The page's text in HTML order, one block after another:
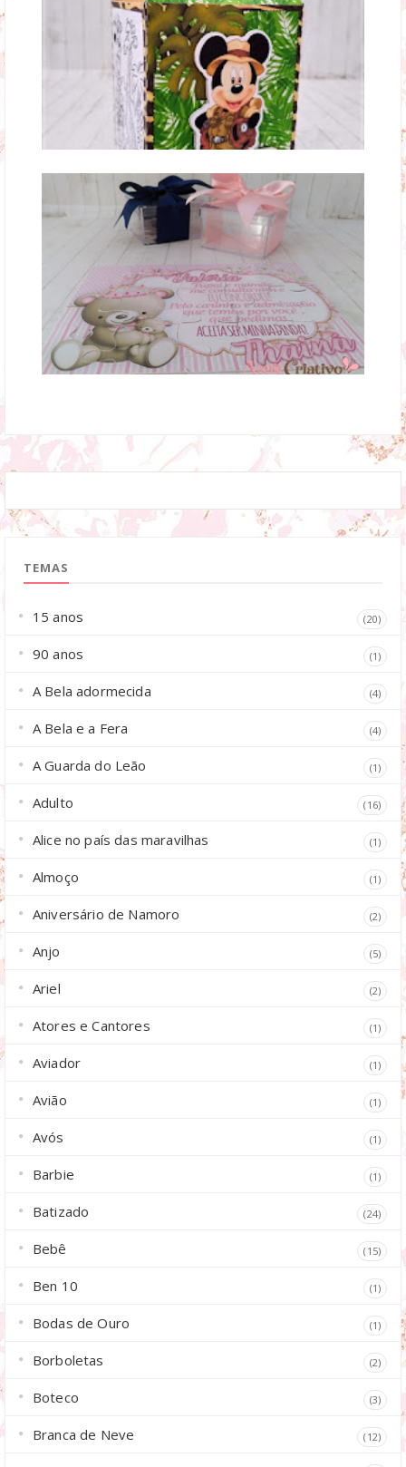
TEMAS
15 anos (20)
90 anos (1)
A Bela adormecida (4)
A Bela e a Fera (4)
A Guarda do Leão (1)
Adulto (16)
Alice no país das maravilhas (1)
Almoço (1)
Aniversário de Namoro (2)
Anjo (5)
Ariel (2)
Atores e Cantores (1)
Aviador (1)
Avião (1)
Avós (1)
Barbie (1)
Batizado (24)
Bebê (15)
Ben 10 (1)
Bodas de Ouro (1)
Borboletas (2)
Boteco (3)
Branca de Neve (12)